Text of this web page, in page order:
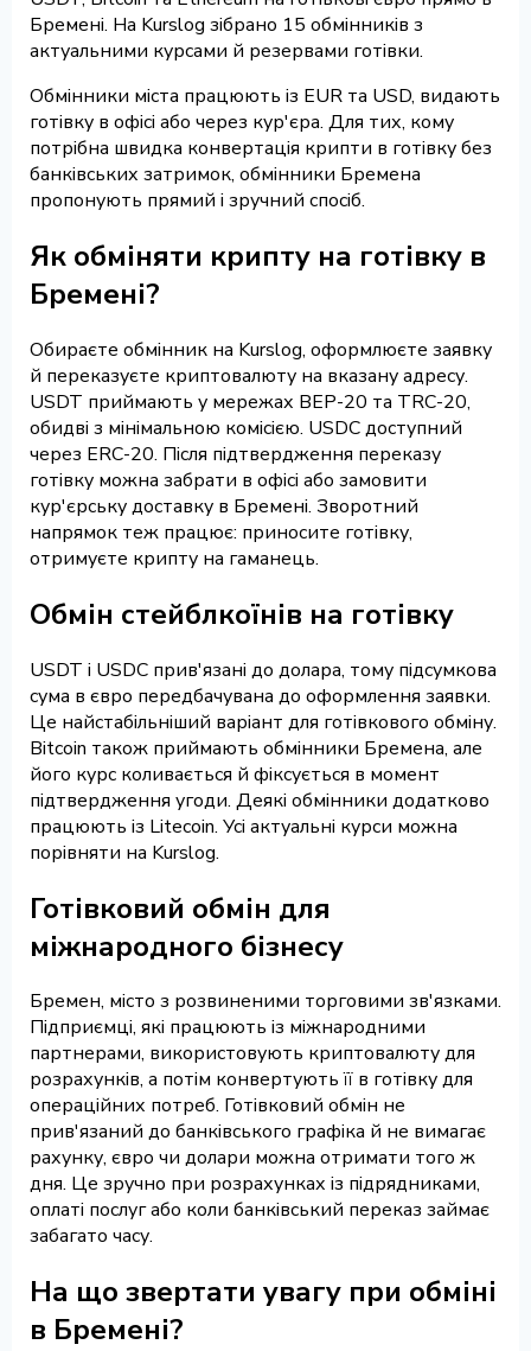
Бремені. На Kurslog зібрано 15 обмінників з
актуальними курсами й резервами готівки.
Обмінники міста працюють із EUR та USD, видають
готівку в офісі або через кур'єра. Для тих, кому
потрібна швидка конвертація крипти в готівку без
банківських затримок, обмінники Бремена
пропонують прямий і зручний спосіб.
Як обміняти крипту на готівку в
Бремені?
Обираєте обмінник на Kurslog, оформлюєте заявку
й переказуєте криптовалюту на вказану адресу.
USDT приймають у мережах BEP-20 та TRC-20,
обидві з мінімальною комісією. USDC доступний
через ERC-20. Після підтвердження переказу
готівку можна забрати в офісі або замовити
кур'єрську доставку в Бремені. Зворотний
напрямок теж працює: приносите готівку,
отримуєте крипту на гаманець.
Обмін стейблкоїнів на готівку
USDT і USDC прив'язані до долара, тому підсумкова
сума в євро передбачувана до оформлення заявки.
Це найстабільніший варіант для готівкового обміну.
Bitcoin також приймають обмінники Бремена, але
його курс коливається й фіксується в момент
підтвердження угоди. Деякі обмінники додатково
працюють із Litecoin. Усі актуальні курси можна
порівняти на Kurslog.
Готівковий обмін для
міжнародного бізнесу
Бремен, місто з розвиненими торговими зв'язками.
Підприємці, які працюють із міжнародними
партнерами, використовують криптовалюту для
розрахунків, а потім конвертують її в готівку для
операційних потреб. Готівковий обмін не
прив'язаний до банківського графіка й не вимагає
рахунку, євро чи долари можна отримати того ж
дня. Це зручно при розрахунках із підрядниками,
оплаті послуг або коли банківський переказ займає
забагато часу.
На що звертати увагу при обміні
в Бремені?